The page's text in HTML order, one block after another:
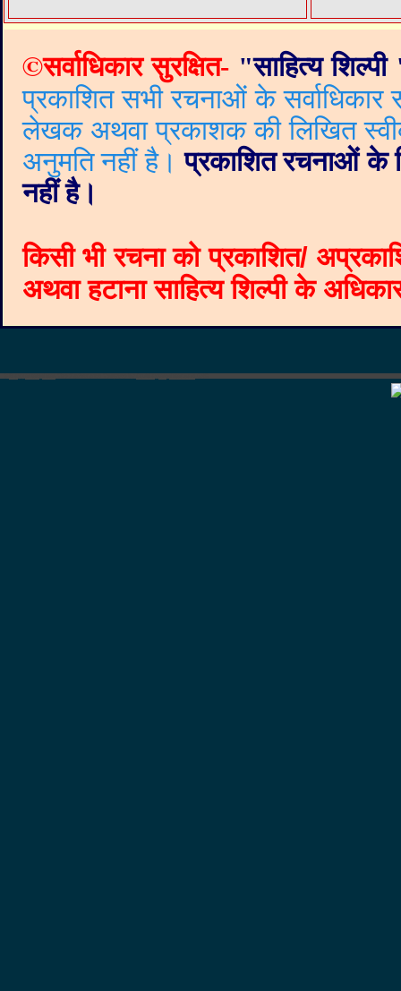
©सर्वाधिकार सुरक्षित- "साहित्य शिल्पी
प्रकाशित सभी रचनाओं के
लेखक अथवा प्रकाशक की लिखित
अनुमति नहीं है। प्रकाशित रचनाओं के
नहीं है।
किसी भी रचना को प्रकाशित/
अथवा हटाना साहित्य शिल्पी के